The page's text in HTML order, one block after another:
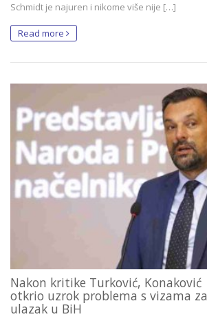
Schmidt je najuren i nikome više nije […]
Read more
Nakon kritike Turković, Konaković
otkrio uzrok problema s vizama za
ulazak u BiH